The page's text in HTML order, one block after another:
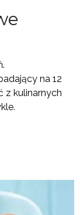
na 12
z kulinarnych